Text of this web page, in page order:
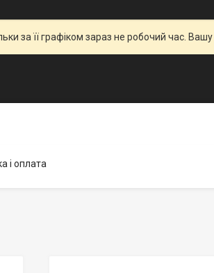
за її графіком зараз не робочий час.
і оплата